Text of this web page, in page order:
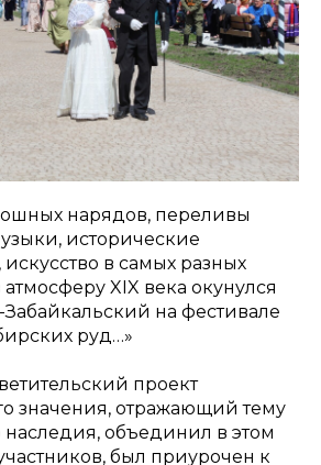
нарядов, переливы
исторические
в самых разных
XIX века окунулся
на фестивале
руд…»
проект
значения, отражающий тему
наследия, объединил в этом
был приурочен к